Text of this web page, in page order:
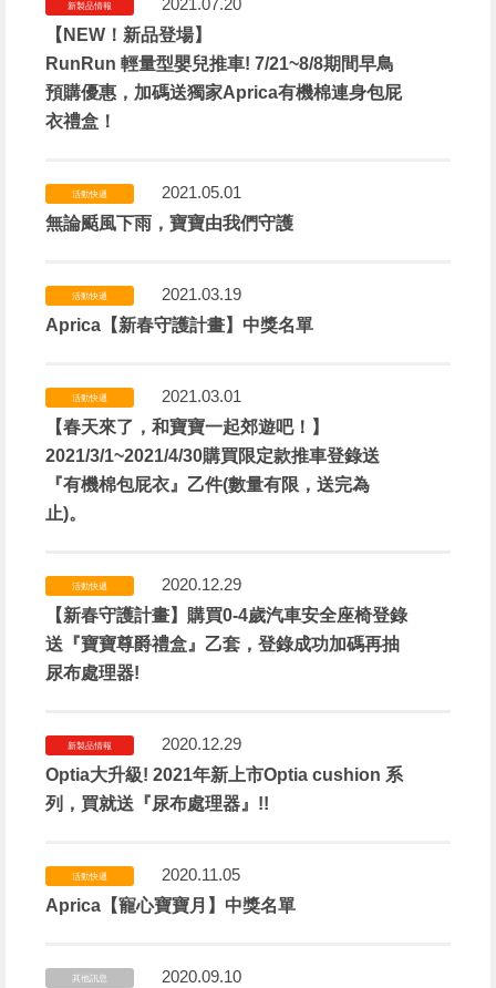
新製品情報
2021.07.20
【NEW！新品登場】
RunRun 輕量型嬰兒推車! 7/21~8/8期間早鳥
預購優惠，加碼送獨家Aprica有機棉連身包屁
衣禮盒！
活動快遞
2021.05.01
無論颳風下雨，寶寶由我們守護
活動快遞
2021.03.19
Aprica【新春守護計畫】中獎名單
活動快遞
2021.03.01
【春天來了，和寶寶一起郊遊吧！】
2021/3/1~2021/4/30購買限定款推車登錄送
『有機棉包屁衣』乙件(數量有限，送完為
止)。
活動快遞
2020.12.29
【新春守護計畫】購買0-4歲汽車安全座椅登錄
送『寶寶尊爵禮盒』乙套，登錄成功加碼再抽
尿布處理器!
新製品情報
2020.12.29
Optia大升級! 2021年新上市Optia cushion 系
列，買就送『尿布處理器』!!
活動快遞
2020.11.05
Aprica【寵心寶寶月】中獎名單
其他訊息
2020.09.10